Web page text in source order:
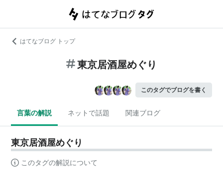
はてなブログ トップ
東京居酒屋めぐり
このタグでブログを書く
言葉の解説 ネットで話題 関連ブログ
東京居酒屋めぐり
このタグの解説について